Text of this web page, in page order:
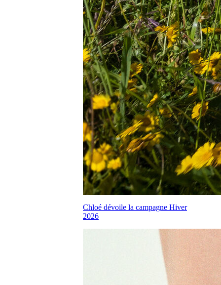
Chloé dévoile la campagne Hiver
2026